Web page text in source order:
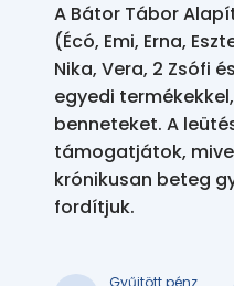
A Bátor Tábor
(Écó, Emi, Erna,
Nika, Vera, 2 Zsófi
egyedi
benneteket. A
támogatjátok,
krónikusan beteg
fordítjuk.
Gyűjtött pénz